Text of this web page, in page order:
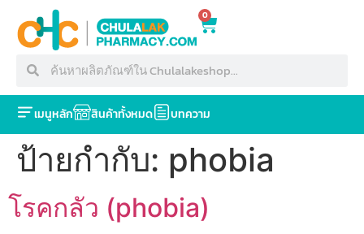
0
เมนูหลัก สินค้าทั้งหมด บทความ
ป้ายกำกับ: phobia
โรคกลัว (phobia)